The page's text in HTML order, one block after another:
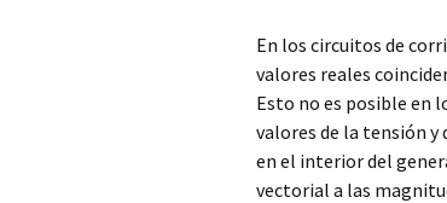
En los circuitos de
valores reales
Esto no es posible en
valores de la tensión y
en el interior del
vectorial a las